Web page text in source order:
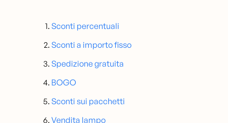
Sconti percentuali
Sconti a importo fisso
Spedizione gratuita
BOGO
Sconti sui pacchetti
Vendita lampo